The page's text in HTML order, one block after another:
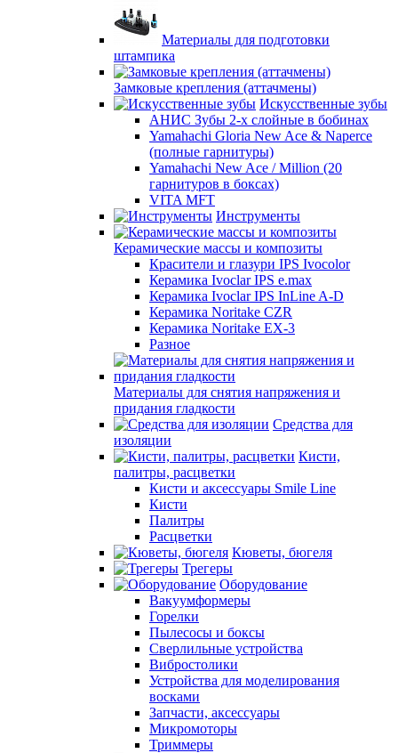
Материалы для подготовки
штампика
Замковые крепления (аттачмены)
Искусственные зубы
АНИС Зубы 2-х слойные в бобинах
Yamahachi Gloria New Ace & Naperce
(полные гарнитуры)
Yamahachi New Ace / Million (20
гарнитуров в боксах)
VITA MFT
Инструменты
Керамические массы и композиты
Красители и глазури IPS Ivocolor
Керамика Ivoclar IPS e.max
Керамика Ivoclar IPS InLine A-D
Керамика Noritake CZR
Керамика Noritake EX-3
Разное
Материалы для снятия напряжения и
придания гладкости
Средства для
изоляции
Кисти,
палитры, расцветки
Кисти и аксессуары Smile Line
Кисти
Палитры
Расцветки
Кюветы, бюгеля
Трегеры
Оборудование
Вакуумформеры
Горелки
Пылесосы и боксы
Сверлильные устройства
Вибростолики
Устройства для моделирования
восками
Запчасти, аксессуары
Микромоторы
Триммеры